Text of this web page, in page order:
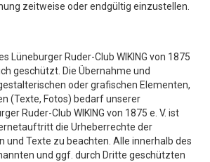
zeitweise oder endgültig einzustellen.
Lüneburger Ruder-Club WIKING von 1875
geschützt. Die Übernahme und
oder grafischen Elementen,
(Texte, Fotos) bedarf unserer
Ruder-Club WIKING von 1875 e. V. ist
die Urheberrechte der
und Texte zu beachten. Alle innerhalb des
und ggf. durch Dritte geschützten